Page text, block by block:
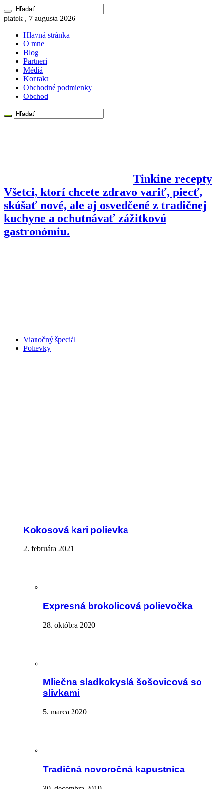
piatok , 7 augusta 2026
Hlavná stránka
O mne
Blog
Partneri
Médiá
Kontakt
Obchodné podmienky
Obchod
Tinkine recepty
Všetci, ktorí chcete zdravo variť, piecť,
skúšať nové, ale aj osvedčené z tradičnej
kuchyne a ochutnávať zážitkovú
gastronómiu.
Vianočný špeciál
Polievky
Kokosová kari polievka
2. februára 2021
Expresná brokolicová polievočka
28. októbra 2020
Mliečna sladkokyslá šošovicová so
slivkami
5. marca 2020
Tradičná novoročná kapustnica